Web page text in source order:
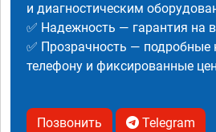
и диагностическим
✅ Надежность — гарантия на
✅ Прозрачность — подробные
телефону и фиксированные
Позвонить Telegram